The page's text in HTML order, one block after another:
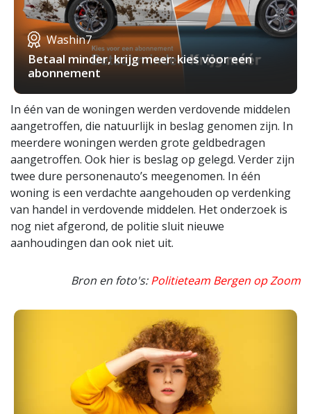
Washin7
Betaal minder, krijg meer: kies voor een
abonnement
In één van de woningen werden verdovende middelen
aangetroffen, die natuurlijk in beslag genomen zijn. In
meerdere woningen werden grote geldbedragen
aangetroffen. Ook hier is beslag op gelegd. Verder zijn
twee dure personenauto’s meegenomen. In één
woning is een verdachte aangehouden op verdenking
van handel in verdovende middelen. Het onderzoek is
nog niet afgerond, de politie sluit nieuwe
aanhoudingen dan ook niet uit.
Bron en foto's:Politieteam Bergen op Zoom